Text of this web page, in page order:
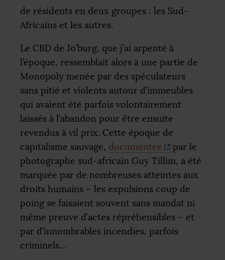
de résidents en deux groupes : les Sud-
Africains et les autres.
Le CBD de Jo’burg, que j’ai arpenté à
l’époque, ressemblait alors à une partie de
Monopoly menée par des spéculateurs
sans pitié et violents autour d’immeubles
qui avaient été parfois volontairement
laissés à l’abandon pour être ensuite
revendus à vil prix. Cette époque de
capitalisme sauvage, documentée
par le
photographe sud-africain Guy Tillim, a été
marquée par de nombreuses atteintes aux
droits humains – les expulsions coup de
poing se faisaient souvent sans mandat ni
même preuve d’actes répréhensibles – et
par d’innombrables incendies, parfois
criminels…